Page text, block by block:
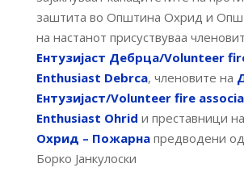
заштита во Општина Охрид и
на настанот присуствуваа
Ентузијаст Дебрца/Volunteer
Enthusiast Debrca, членовите на
Ентузијаст/Volunteer fire
Enthusiast Ohrid и преставници на
Охрид – Пожарнапредводени
Борко Јанкулоски